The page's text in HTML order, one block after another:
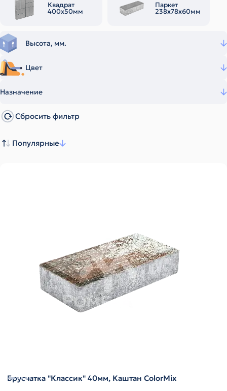
Квадрат
400х50мм
Паркет
238х78х60мм
Высота, мм.
Цвет
Назначение
Сбросить фильтр
Популярные
Брусчатка "Классик" 40мм, Каштан ColorMix